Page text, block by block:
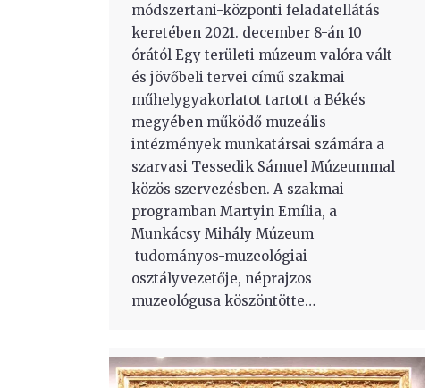
módszertani-központi feladatellátás
keretében 2021. december 8-án 10
órától Egy területi múzeum valóra vált
és jövőbeli tervei című szakmai
műhelygyakorlatot tartott a Békés
megyében működő muzeális
intézmények munkatársai számára a
szarvasi Tessedik Sámuel Múzeummal
közös szervezésben. A szakmai
programban Martyin Emília, a
Munkácsy Mihály Múzeum
tudományos-muzeológiai
osztályvezetője, néprajzos
muzeológusa köszöntötte…